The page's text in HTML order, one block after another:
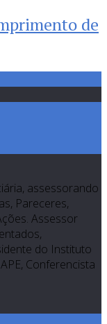
de
assessorando
Pareceres,
Assessor
do Instituto
Conferencista